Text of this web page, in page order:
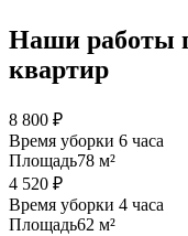
Наши работы
квартир
8 800 ₽
Время уборки 6 часа
Площадь78 м²
4 520 ₽
Время уборки 4 часа
Площадь62 м²